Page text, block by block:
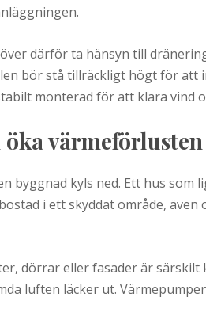
därför ta hänsyn till
bör stå tillräckligt högt för att
monterad för att klara vind
värmeförlusten
byggnad kyls ned. Ett hus
i ett skyddat område,
dörrar eller fasader är särskilt
luften läcker ut.